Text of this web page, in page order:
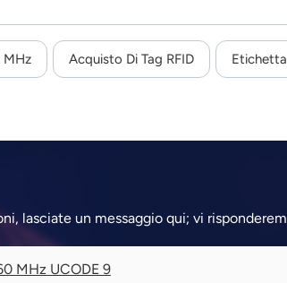
MHz Acquisto Di Tag RFID
lasciate un messaggio qui; vi
MHz UCODE 9